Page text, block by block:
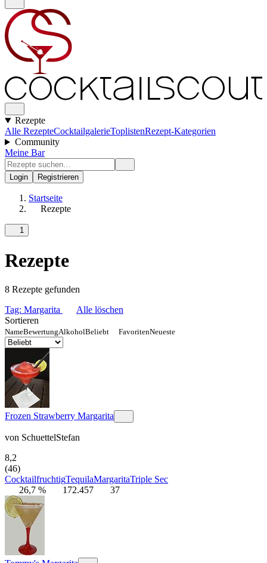
Rezepte
Alle RezepteCocktailgalerieToplistenRezept-Kategorien
Community
Meine Bar
Login Registrieren
Startseite
Rezepte
1
Rezepte
8 Rezepte gefunden
Tag: Margarita
Alle löschen
Sortieren
NameBewertungAlkoholBeliebt FavoritenNeueste
Frozen Strawberry Margarita
von SchuettelStefan
8,2
(46)
CocktailfruchtigTequilaMargaritaTriple Sec
26,7 %
172.457 37